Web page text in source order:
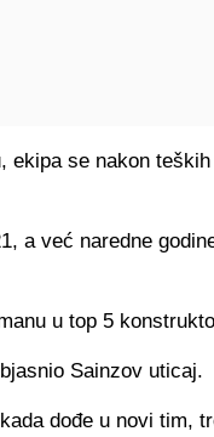
ekipa se nakon
a već naredne
u top 5
Sainzov uticaj.
dođe u novi tim,